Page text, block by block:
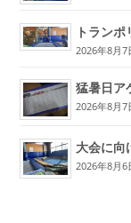
トラン
2026年8月7
猛暑日ア
2026年8月7
大会に向
2026年8月6